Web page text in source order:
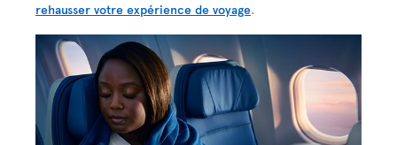
rehausser votre expérience de voyage.